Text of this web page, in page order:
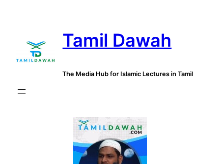
Tamil Dawah
The Media Hub for Islamic Lectures in Tamil